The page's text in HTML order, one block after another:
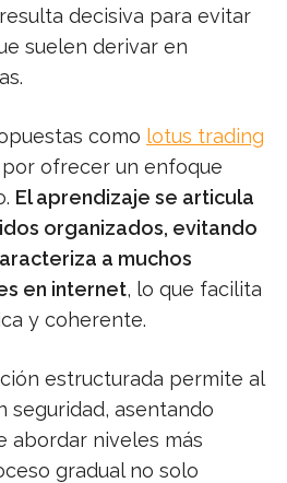
decisiva para evitar
suelen derivar en
como lotus trading
ofrecer un enfoque
El aprendizaje se articula
organizados, evitando
a muchos
en internet, lo que facilita
y coherente.
estructurada permite al
seguridad, asentando
abordar niveles más
gradual no solo